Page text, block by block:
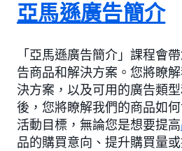
亞馬遜廣告簡介
「亞馬遜廣告簡介」課程會
告商品和解決方案。您將瞭
決方案，以及可用的廣告類
後，您將瞭解我們的商品如
活動目標，無論您是想要提高
品的購買意向、提升購買量